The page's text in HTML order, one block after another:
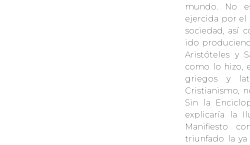
mundo. No
ejercida por el
sociedad, así
ido
Aristóteles y
como lo hizo,
griegos y
Cristianismo,
Sin la
explicaría la
Manifiesto
triunfado la ya